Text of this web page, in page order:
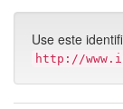
Use este
http://